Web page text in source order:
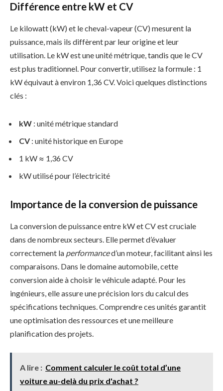
Différence entre kW et CV
Le kilowatt (kW) et le cheval-vapeur (CV) mesurent la
puissance, mais ils diffèrent par leur origine et leur
utilisation. Le kW est une unité métrique, tandis que le CV
est plus traditionnel. Pour convertir, utilisez la formule : 1
kW équivaut à environ 1,36 CV. Voici quelques distinctions
clés :
kW : unité métrique standard
CV: unité historique en Europe
1 kW ≈ 1,36 CV
kW utilisé pour l’électricité
Importance de la conversion de puissance
La conversion de puissance entre kW et CV est cruciale
dans de nombreux secteurs. Elle permet d’évaluer
correctement la performanced’un moteur, facilitant ainsi les
comparaisons. Dans le domaine automobile, cette
conversion aide à choisir le véhicule adapté. Pour les
ingénieurs, elle assure une précision lors du calcul des
spécifications techniques. Comprendre ces unités garantit
une optimisation des ressources et une meilleure
planification des projets.
A lire : Comment calculer le coût total d’une
voiture au-delà du prix d'achat ?